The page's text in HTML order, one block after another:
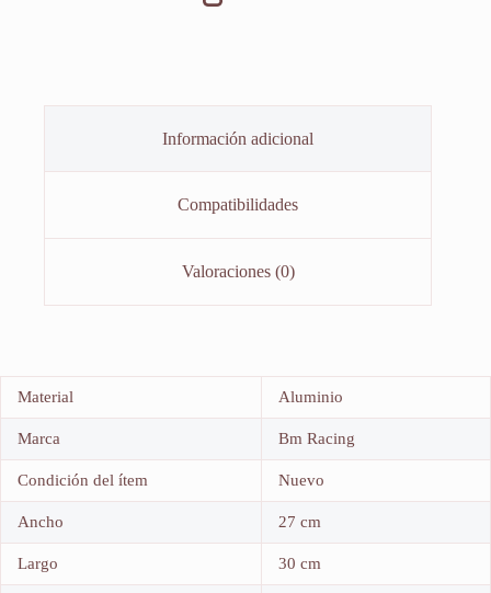
Información adicional
Compatibilidades
Valoraciones (0)
Material Aluminio
Marca Bm Racing
Condición del ítem Nuevo
Ancho 27 cm
Largo 30 cm